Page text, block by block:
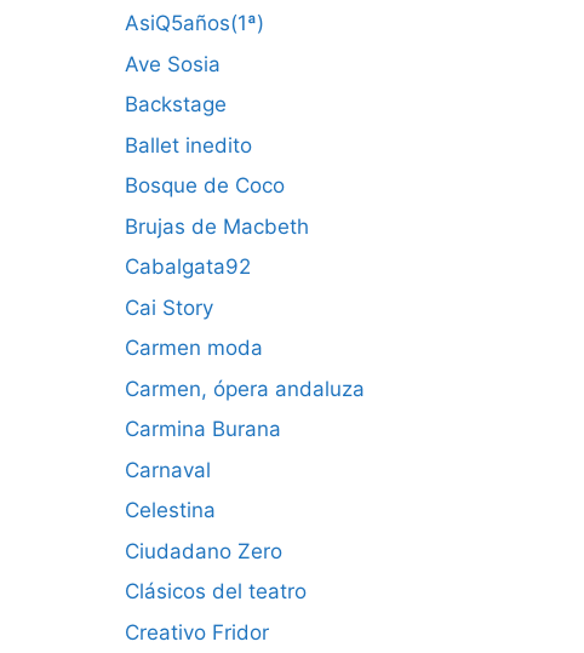
AsiQ5años(1ª)
Ave Sosia
Backstage
Ballet inedito
Bosque de Coco
Brujas de Macbeth
Cabalgata92
Cai Story
Carmen moda
Carmen, ópera andaluza
Carmina Burana
Carnaval
Celestina
Ciudadano Zero
Clásicos del teatro
Creativo Fridor